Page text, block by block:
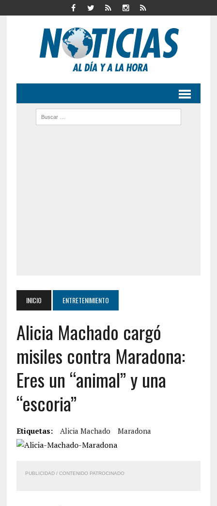
INICIO ENTRETENIMIENTO
Alicia Machado cargó
misiles contra Maradona:
Eres un “animal” y una
“escoria”
Etiquetas: Alicia Machado Maradona
PUBLICIDAD / CONTENIDO PATROCINADO